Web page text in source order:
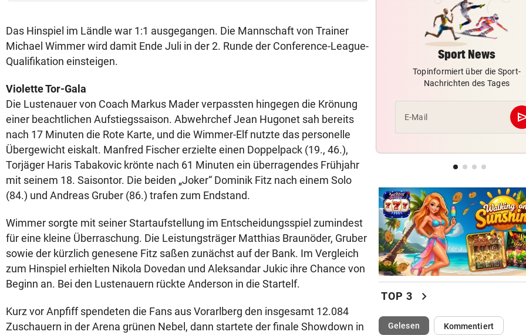
Das Hinspiel im Ländle war 1:1 ausgegangen. Die Mannschaft von Trainer
Michael Wimmer wird damit Ende Juli in der 2. Runde der Conference-League-
Qualifikation einsteigen.
Violette Tor-Gala
Die Lustenauer von Coach Markus Mader verpassten hingegen die Krönung
einer beachtlichen Aufstiegssaison. Abwehrchef Jean Hugonet sah bereits
nach 17 Minuten die Rote Karte, und die Wimmer-Elf nutzte das personelle
Übergewicht eiskalt. Manfred Fischer erzielte einen Doppelpack (19., 46.),
Torjäger Haris Tabakovic krönte nach 61 Minuten ein überragendes Frühjahr
mit seinem 18. Saisontor. Die beiden „Joker“ Dominik Fitz nach einem Solo
(84.) und Andreas Gruber (86.) trafen zum Endstand.
Wimmer sorgte mit seiner Startaufstellung im Entscheidungsspiel zumindest
für eine kleine Überraschung. Die Leistungsträger Matthias Braunöder, Gruber
sowie der kürzlich genesene Fitz saßen zunächst auf der Bank. Im Vergleich
zum Hinspiel erhielten Nikola Dovedan und Aleksandar Jukic ihre Chance von
Beginn an. Bei den Lustenauern rückte Anderson in die Startelf.
Kurz vor Anpfiff spendeten die Fans aus Vorarlberg den insgesamt 12.084
Zuschauern in der Arena grünen Nebel, dann startete der finale Showdown in
NACH WIEN AUF MYKONOS
Luxus am Meer! Sabalenka
gewährt private Einblicke
FUSSBALL-FANS FEIERN
Hochgefühle dank Comeback
eines Kult-Sponsors
Rückkehr nach Grödig
Fehlstart komplett! Nächste
für St. Pölten
Sport News
Topinformiert über die Sport-
Nachrichten des Tages
E-Mail
TOP 3 chevron_right
Gelesen(ausgewählt)Kommentiert